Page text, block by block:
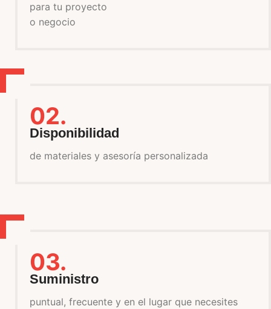
para tu proyecto
o negocio
02.
Disponibilidad
de materiales y asesoría personalizada
03.
Suministro
puntual, frecuente y en el lugar que necesites